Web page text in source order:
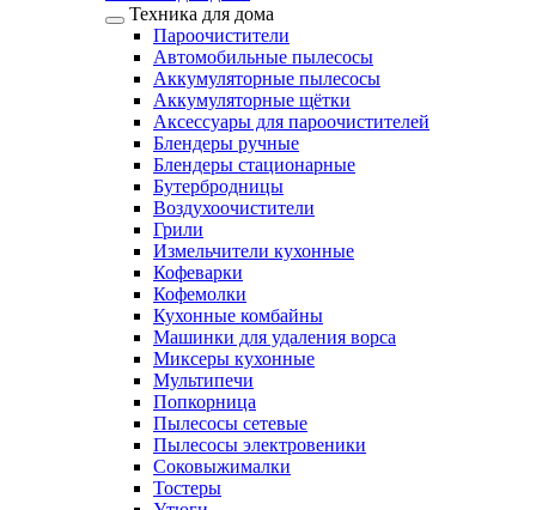
Техника для дома
Пароочистители
Автомобильные пылесосы
Аккумуляторные пылесосы
Аккумуляторные щётки
Аксессуары для пароочистителей
Блендеры ручные
Блендеры стационарные
Бутербродницы
Воздухоочистители
Грили
Измельчители кухонные
Кофеварки
Кофемолки
Кухонные комбайны
Машинки для удаления ворса
Миксеры кухонные
Мультипечи
Попкорница
Пылесосы сетевые
Пылесосы электровеники
Соковыжималки
Тостеры